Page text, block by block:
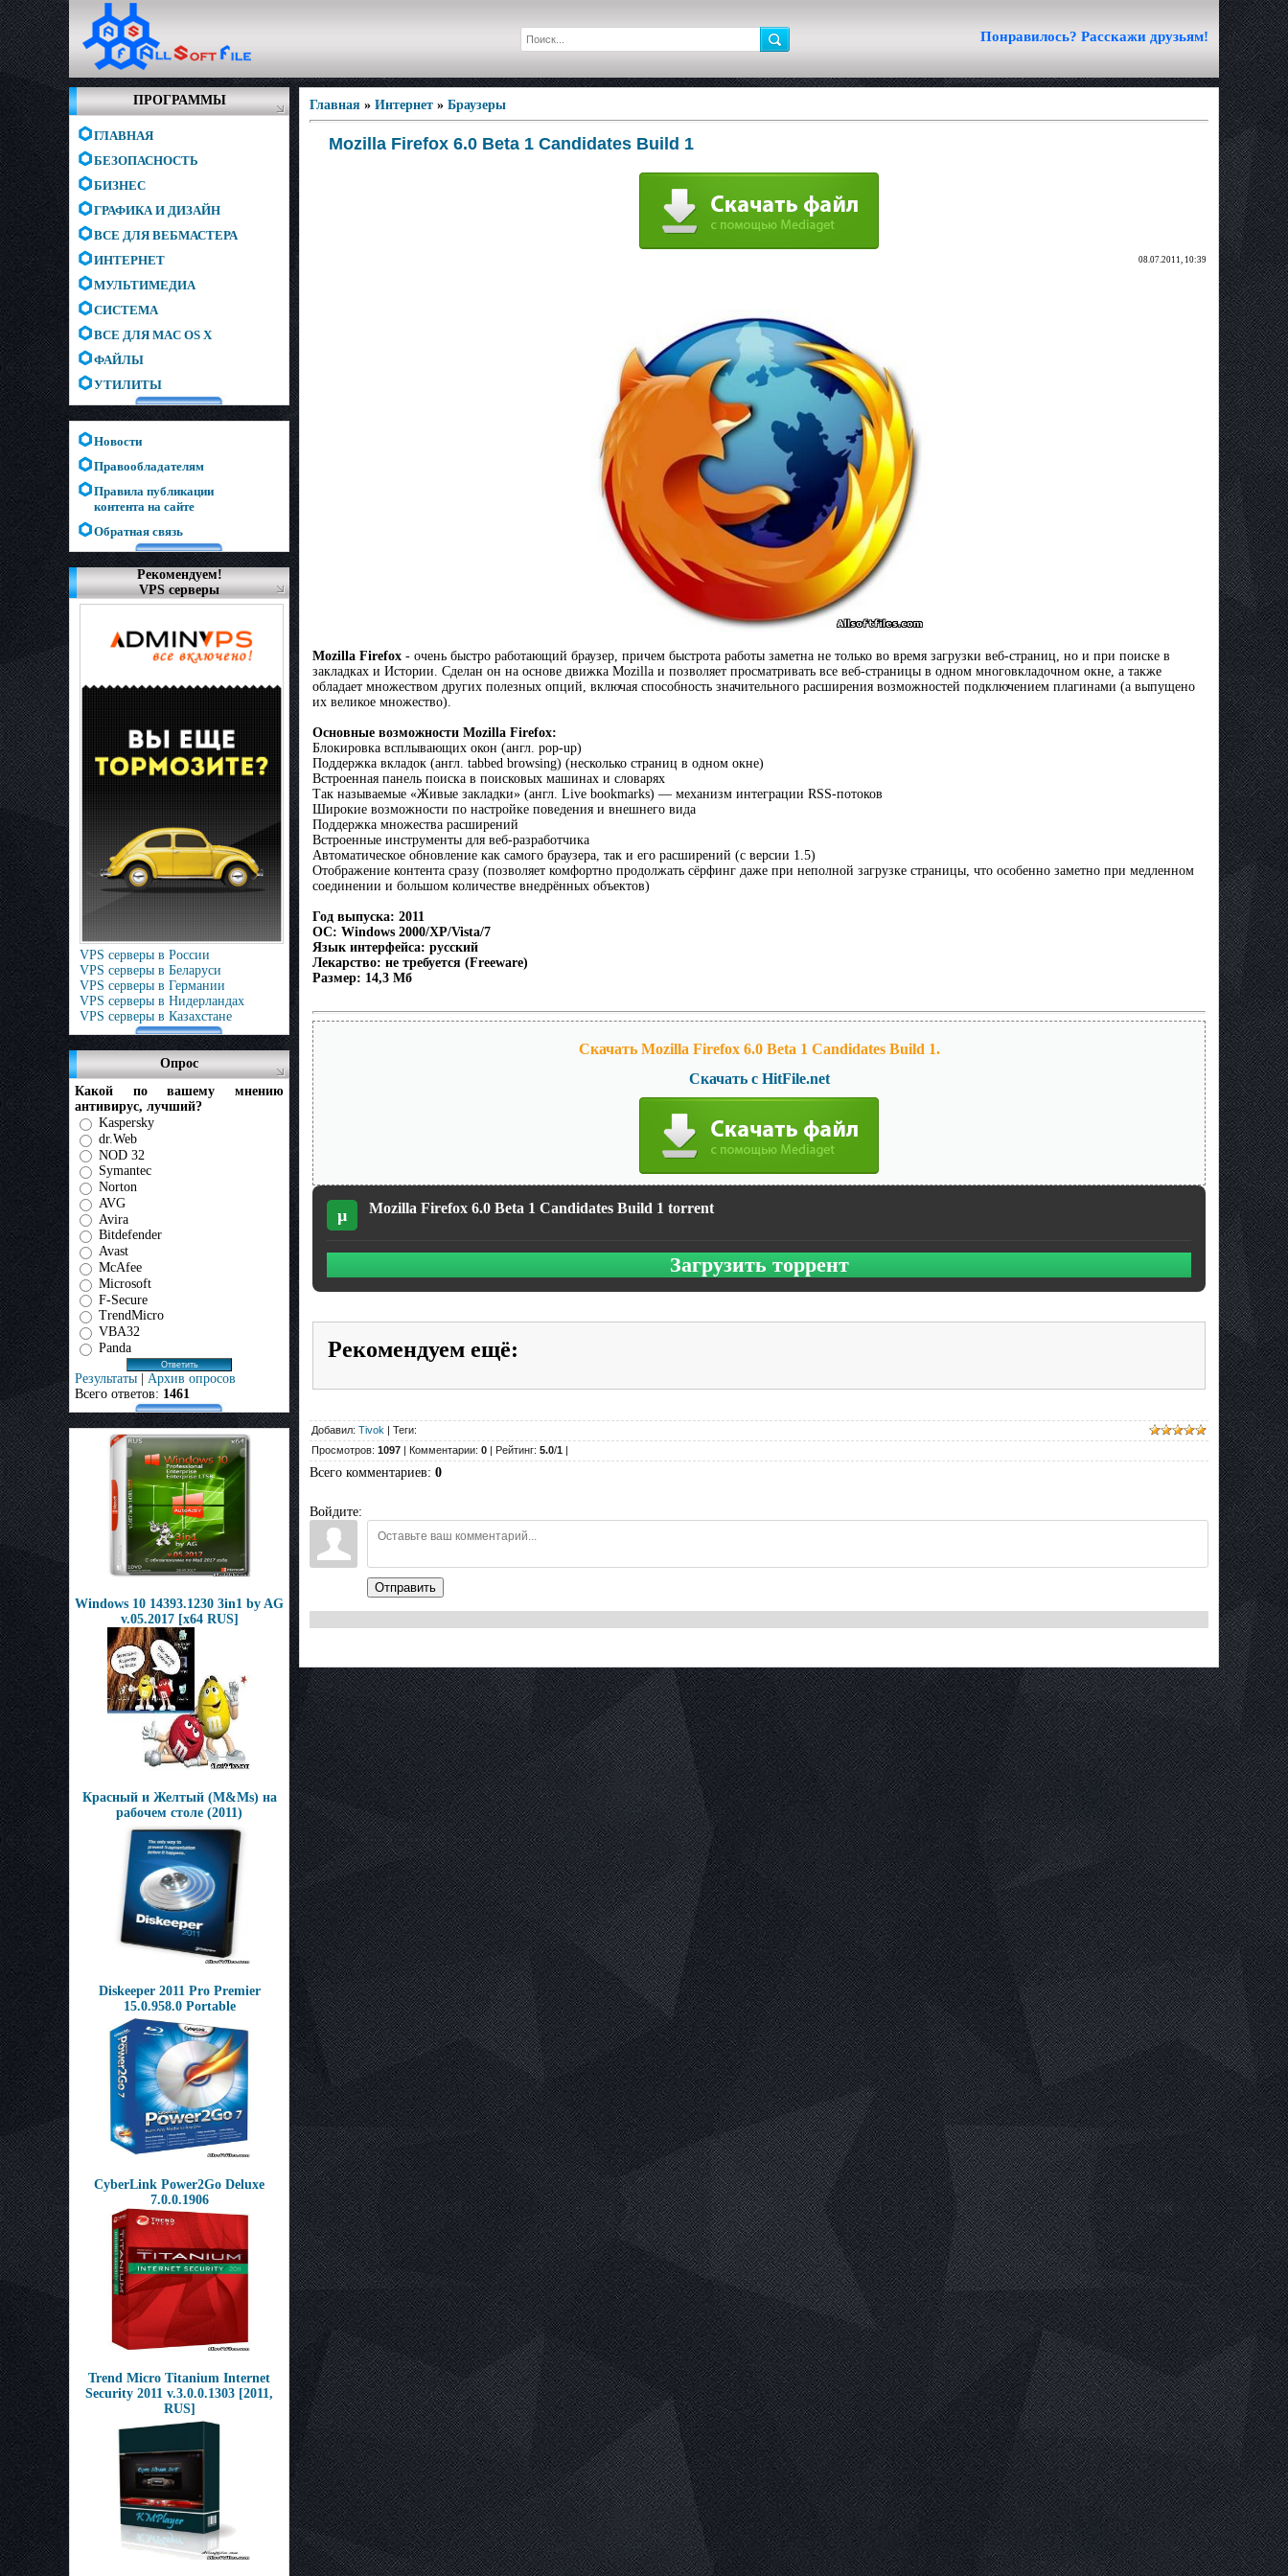
Понравилось? Расскажи друзьям!
ПРОГРАММЫ
ГЛАВНАЯ
БЕЗОПАСНОСТЬ
БИЗНЕС
ГРАФИКА И ДИЗАЙН
ВСЕ ДЛЯ ВЕБМАСТЕРА
ИНТЕРНЕТ
МУЛЬТИМЕДИА
СИСТЕМА
ВСЕ ДЛЯ MAC OS X
ФАЙЛЫ
УТИЛИТЫ
Новости
Правообладателям
Правила публикации
контента на сайте
Обратная связь
Рекомендуем!
VPS серверы
VPS серверы в России
VPS серверы в Беларуси
VPS серверы в Германии
VPS серверы в Нидерландах
VPS серверы в Казахстане
Опрос
Какой по вашему мнению
антивирус, лучший?
Kaspersky
dr.Web
NOD 32
Symantec
Norton
AVG
Avira
Bitdefender
Avast
McAfee
Microsoft
F-Secure
TrendMicro
VBA32
Panda
Результаты | Архив опросов
Всего ответов: 1461
Windows 10 14393.1230 3in1 by AG
v.05.2017 [x64 RUS]
Красный и Желтый (M&Ms) на
рабочем столе (2011)
Diskeeper 2011 Pro Premier
15.0.958.0 Portable
CyberLink Power2Go Deluxe
7.0.0.1906
Trend Micro Titanium Internet
Security 2011 v.3.0.0.1303 [2011,
RUS]
Главная » Интернет » Браузеры
Mozilla Firefox 6.0 Beta 1 Candidates Build 1
08.07.2011, 10:39
Mozilla Firefox - очень быстро работающий браузер, причем быстрота работы заметна не только во время загрузки веб-страниц, но и при поиске в
закладках и Истории. Сделан он на основе движка Mozilla и позволяет просматривать все веб-страницы в одном многовкладочном окне, а также
обладает множеством других полезных опций, включая способность значительного расширения возможностей подключением плагинами (а выпущено
их великое множество).
Основные возможности Mozilla Firefox:
Блокировка всплывающих окон (англ. pop-up)
Поддержка вкладок (англ. tabbed browsing) (несколько страниц в одном окне)
Встроенная панель поиска в поисковых машинах и словарях
Так называемые «Живые закладки» (англ. Live bookmarks) — механизм интеграции RSS-потоков
Широкие возможности по настройке поведения и внешнего вида
Поддержка множества расширений
Встроенные инструменты для веб-разработчика
Автоматическое обновление как самого браузера, так и его расширений (с версии 1.5)
Отображение контента сразу (позволяет комфортно продолжать сёрфинг даже при неполной загрузке страницы, что особенно заметно при медленном
соединении и большом количестве внедрённых объектов)
Год выпуска: 2011
ОС: Windows 2000/XP/Vista/7
Язык интерфейса: русский
Лекарство: не требуется (Freeware)
Размер: 14,3 Мб
Скачать Mozilla Firefox 6.0 Beta 1 Candidates Build 1.
Скачать с HitFile.net
µ Mozilla Firefox 6.0 Beta 1 Candidates Build 1 torrent
Загрузить торрент
Рекомендуем ещё:
Добавил: Tivok | Теги:
Просмотров: 1097 | Комментарии: 0 | Рейтинг: 5.0/1 |
Всего комментариев: 0
Войдите:
Отправить